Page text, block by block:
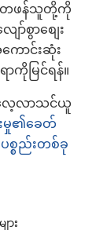
တဖန်သူတို့ကို
စွာစျေး
ောင်းဆုံး
မြင်ရန်။
လေ့လာသင်ယူ
မှု၏ခေတ်
စ္စည်းတစ်ခု
ား